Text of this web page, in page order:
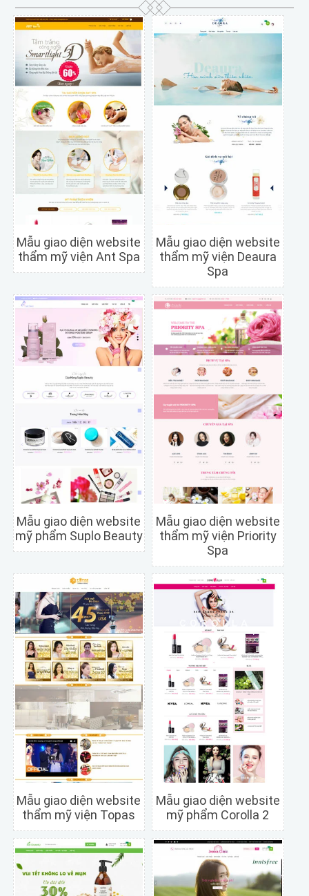
Mẫu giao diện website
thẩm mỹ viện Ant Spa
Xem trước
Mẫu giao diện website
thẩm mỹ viện Deaura
Spa
Mẫu giao diện website
mỹ phẩm Suplo Beauty
Xem trước
Mẫu giao diện website
thẩm mỹ viện Priority
Spa
Mẫu giao diện website
thẩm mỹ viện Topas
Mẫu giao diện website
mỹ phẩm Corolla 2